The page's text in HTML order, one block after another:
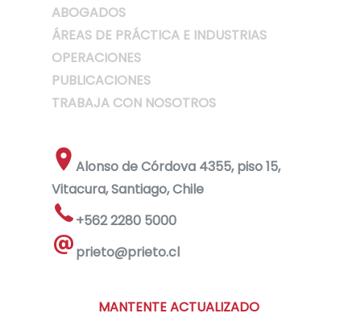
ABOGADOS
ÁREAS DE PRÁCTICA E INDUSTRIAS
OPERACIONES
PUBLICACIONES
TRABAJA CON NOSOTROS
Alonso de Córdova 4355, piso 15,
Vitacura, Santiago, Chile
+562 2280 5000
prieto@prieto.cl
MANTENTE ACTUALIZADO